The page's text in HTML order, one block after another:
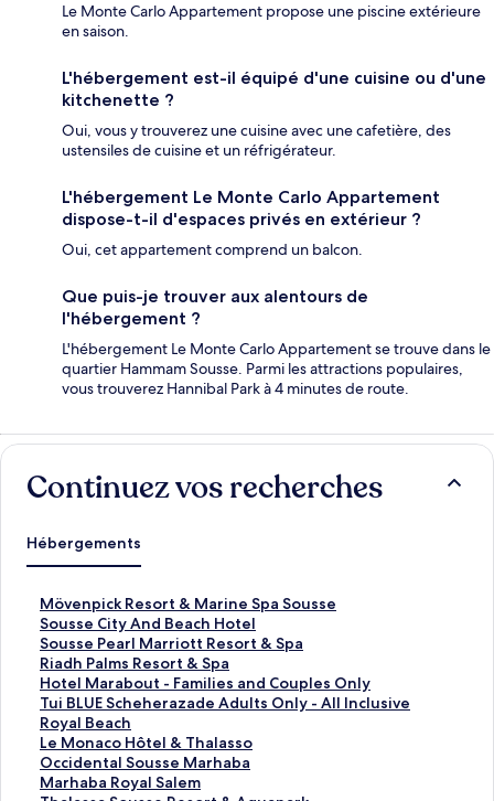
Le Monte Carlo Appartement propose une piscine extérieure
en saison.
L'hébergement est-il équipé d'une cuisine ou d'une
kitchenette ?
Oui, vous y trouverez une cuisine avec une cafetière, des
ustensiles de cuisine et un réfrigérateur.
L'hébergement Le Monte Carlo Appartement
dispose-t-il d'espaces privés en extérieur ?
Oui, cet appartement comprend un balcon.
Que puis-je trouver aux alentours de
l'hébergement ?
L'hébergement Le Monte Carlo Appartement se trouve dans le
quartier Hammam Sousse. Parmi les attractions populaires,
vous trouverez Hannibal Park à 4 minutes de route.
Continuez vos recherches
Hébergements
Mövenpick Resort & Marine Spa Sousse
L
i
e
n
o
u
v
r
a
n
Sousse City And Beach Hotel
L
i
e
n
o
u
v
r
a
Sousse Pearl Marriott Resort & Spa
L
i
e
n
o
u
v
r
Riadh Palms Resort & Spa
L
i
e
n
o
u
v
Hotel Marabout - Families and Couples Only
L
i
e
n
o
u
Tui BLUE Scheherazade Adults Only - All Inclusive
L
i
e
n
o
Royal Beach
L
i
e
n
Le Monaco Hôtel & Thalasso
L
i
e
Occidental Sousse Marhaba
L
iMarhaba Royal Salem
L